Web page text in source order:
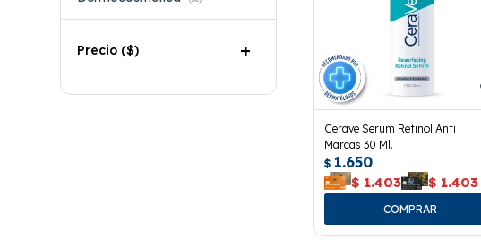
Cerave Serum Retinol Anti
Marcas 30 Ml.
$ 1.650
$ 1.403 $ 1.403
Precio ($)